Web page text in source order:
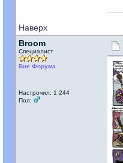
Наверх
Broom
Специалист
Вне Форума
Настрочил: 1 244
Пол: